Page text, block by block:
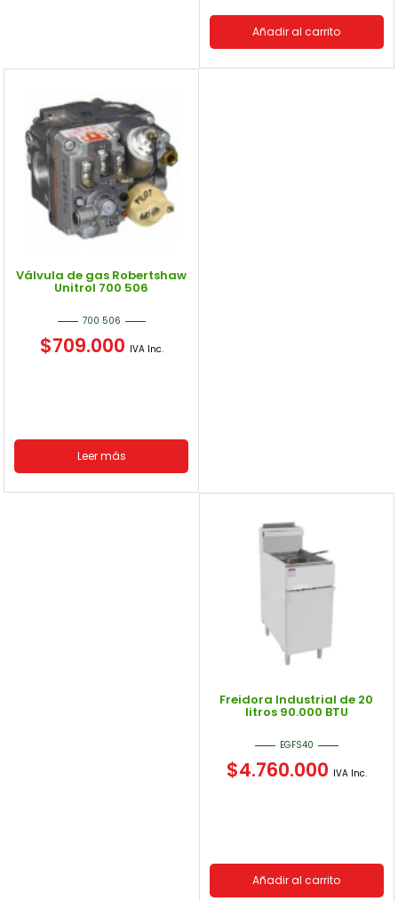
Añadir al carrito
Válvula de gas Robertshaw
Unitrol 700 506
700 506
$709.000 IVA Inc.
Leer más
Freidora Industrial de 20
litros 90.000 BTU
EGFS40
$4.760.000 IVA Inc.
Añadir al carrito